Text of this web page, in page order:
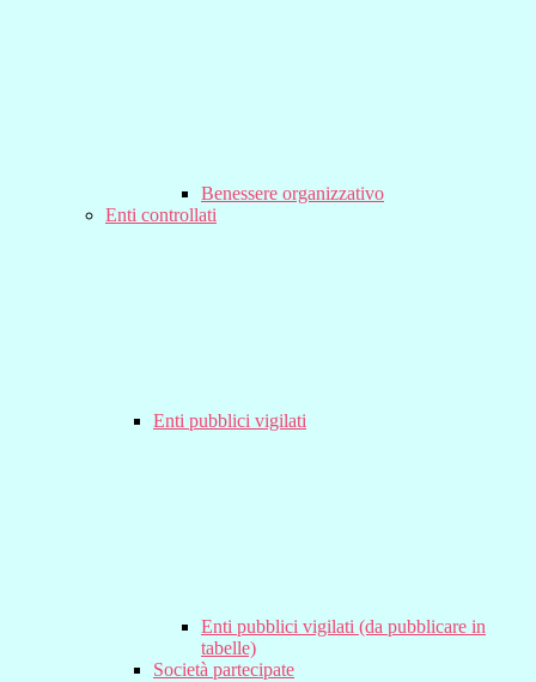
Benessere organizzativo
Enti controllati
Enti pubblici vigilati
Enti pubblici vigilati (da pubblicare in
tabelle)
Società partecipate